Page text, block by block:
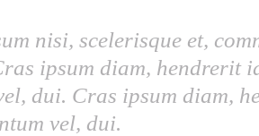
nisi, scelerisque et,
ipsum diam, hendrerit
dui. Cras ipsum diam,
vel, dui.